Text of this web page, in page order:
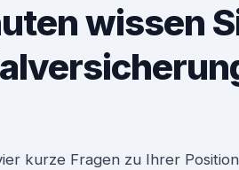
wissen
kurze Fragen zu Ihrer